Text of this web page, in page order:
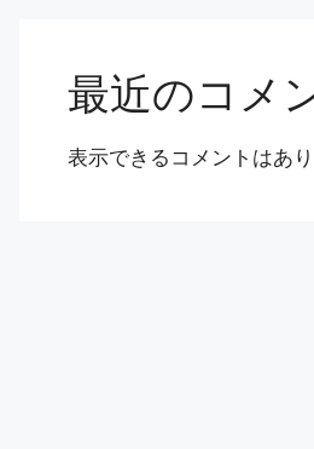
最近のコメ
表示できるコメントはあり